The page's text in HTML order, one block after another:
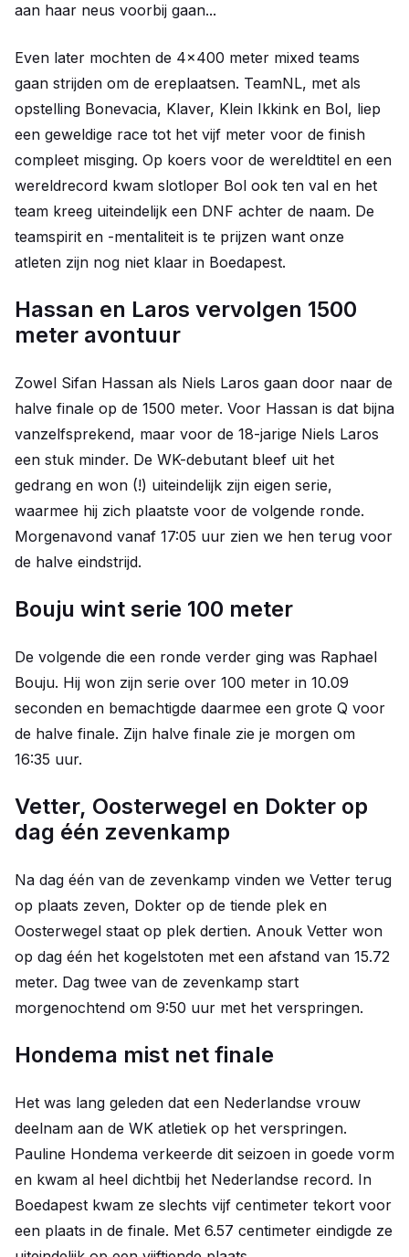
aan haar neus voorbij gaan...
Even later mochten de 4x400 meter mixed teams
gaan strijden om de ereplaatsen. TeamNL, met als
opstelling Bonevacia, Klaver, Klein Ikkink en Bol, liep
een geweldige race tot het vijf meter voor de finish
compleet misging. Op koers voor de wereldtitel en een
wereldrecord kwam slotloper Bol ook ten val en het
team kreeg uiteindelijk een DNF achter de naam. De
teamspirit en -mentaliteit is te prijzen want onze
atleten zijn nog niet klaar in Boedapest.
Hassan en Laros vervolgen 1500
meter avontuur
Zowel Sifan Hassan als Niels Laros gaan door naar de
halve finale op de 1500 meter. Voor Hassan is dat bijna
vanzelfsprekend, maar voor de 18-jarige Niels Laros
een stuk minder. De WK-debutant bleef uit het
gedrang en won (!) uiteindelijk zijn eigen serie,
waarmee hij zich plaatste voor de volgende ronde.
Morgenavond vanaf 17:05 uur zien we hen terug voor
de halve eindstrijd.
Bouju wint serie 100 meter
De volgende die een ronde verder ging was Raphael
Bouju. Hij won zijn serie over 100 meter in 10.09
seconden en bemachtigde daarmee een grote Q voor
de halve finale. Zijn halve finale zie je morgen om
16:35 uur.
Vetter, Oosterwegel en Dokter op
dag één zevenkamp
Na dag één van de zevenkamp vinden we Vetter terug
op plaats zeven, Dokter op de tiende plek en
Oosterwegel staat op plek dertien. Anouk Vetter won
op dag één het kogelstoten met een afstand van 15.72
meter. Dag twee van de zevenkamp start
morgenochtend om 9:50 uur met het verspringen.
Hondema mist net finale
Het was lang geleden dat een Nederlandse vrouw
deelnam aan de WK atletiek op het verspringen.
Pauline Hondema verkeerde dit seizoen in goede vorm
en kwam al heel dichtbij het Nederlandse record. In
Boedapest kwam ze slechts vijf centimeter tekort voor
een plaats in de finale. Met 6.57 centimeter eindigde ze